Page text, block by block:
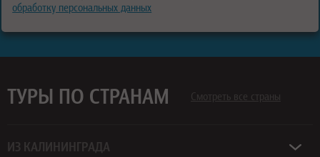
обработку персональных данных
ТУРЫ ПО СТРАНАМ Смотреть все страны
ИЗ КАЛИНИНГРАДА